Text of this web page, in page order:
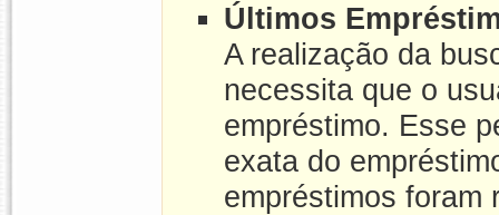
Últimos
A realização da
necessita que o
empréstimo. Esse
exata do
empréstimos foram